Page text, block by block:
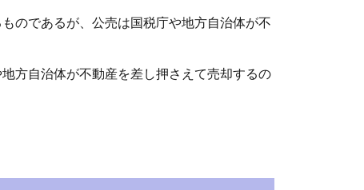
のであるが、公売は国税庁や地方自治体が不
方自治体が不動産を差し押さえて売却するの